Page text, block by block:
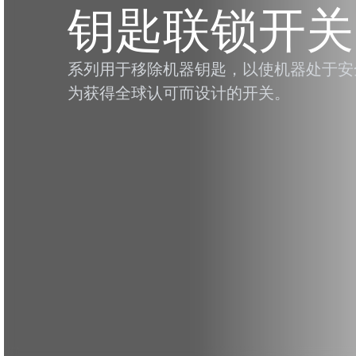
钥匙联锁开关
系列用于移除机器钥匙，以使机器处于
为获得全球认可而设计的开关。